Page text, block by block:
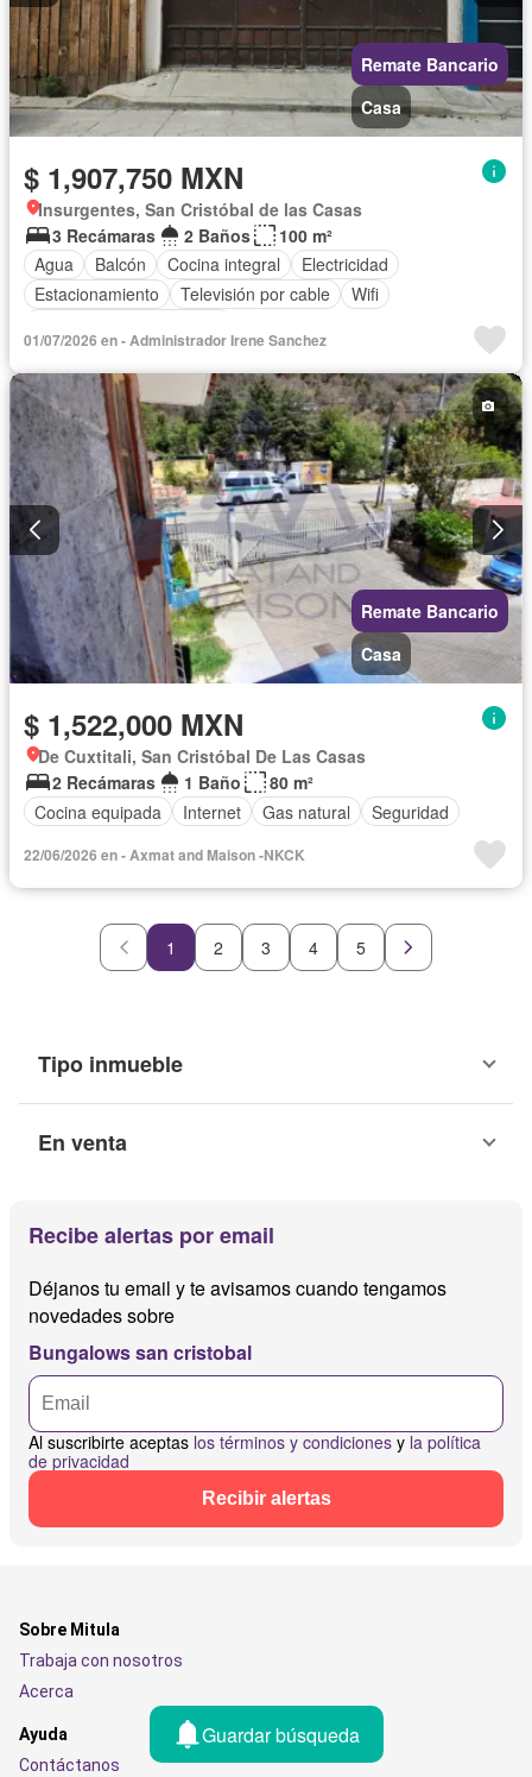
Remate Bancario
Casa
$ 1,907,750 MXN
Insurgentes, San Cristóbal de las Casas
3 Recámaras
2 Baños
100 m²
Agua
Balcón Cocina integral
Electricidad
Estacionamiento
Televisión por cable
Wifi
01/07/2026 en - Administrador Irene Sanchez
Remate Bancario
Casa
$ 1,522,000 MXN
De Cuxtitali, San Cristóbal De Las Casas
2 Recámaras
1 Baño
80 m²
Cocina equipada
Internet Gas natural Seguridad
22/06/2026 en - Axmat and Maison -NKCK
1 2 3 4 5
Tipo inmueble
En venta
Recibe alertas por email
Déjanos tu email y te avisamos cuando tengamos
novedades sobre
Bungalows san cristobal
Al suscribirte aceptas los términos y condiciones y la política
de privacidad
Recibir alertas
Guardar búsqueda
Sobre Mitula
Trabaja con nosotros
Acerca
Ayuda
Contáctanos